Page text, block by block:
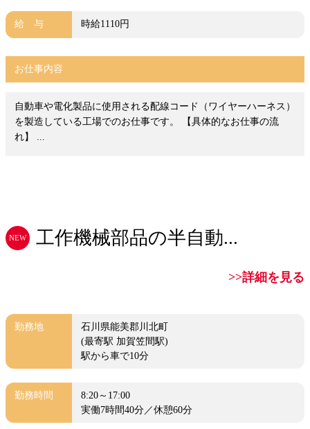
給 与 時給1110円
お仕事内容
自動車や電化製品に使用される配線コード（ワイヤーハーネス）
を製造している工場でのお仕事です。 【具体的なお仕事の流
れ】 ...
NEW 工作機械部品の半自動...
>>詳細を見る
勤務地
石川県能美郡川北町
(最寄駅 加賀笠間駅)
駅から車で10分
勤務時間
8:20～17:00
実働7時間40分／休憩60分